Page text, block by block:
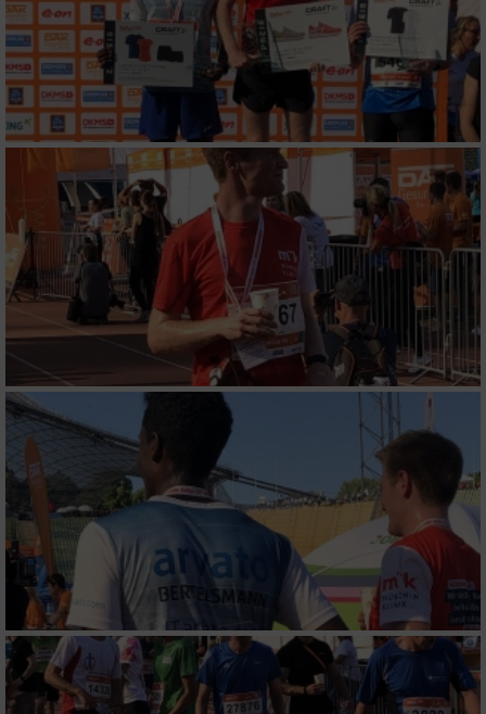
Verwendung genauer Standortdaten
Geräte anhand von aktiv angeforderten
Informationen identifizieren
Nicht-IAB-Verarbeitungszwecke:
Notwendig
Performance
Funktional
Werbung